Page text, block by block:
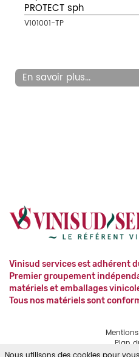
PROTECT sph
V101001-TP
En savoir plus...
Vinisud services est adhérent
Premier groupement
matériels et emballages
Tous nos matériels sont
Plan